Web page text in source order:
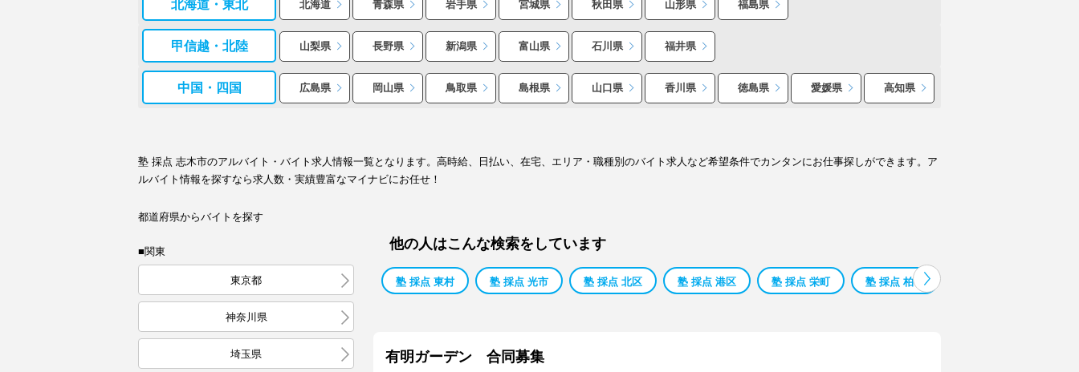
北海道・東北 北海道 青森県 岩手県 宮城県 秋田県 山形県 福島県
甲信越・北陸 山梨県 長野県 新潟県 富山県 石川県 福井県
中国・四国 広島県 岡山県 鳥取県 島根県 山口県 香川県 徳島県 愛媛県 高知県
塾 採点 志木市のアルバイト・バイト求人情報一覧となります。高時給、日払い、在宅、エリア・職種別のバイト求人など希望条件でカンタンにお仕事探しができます。ア
ルバイト情報を探すなら求人数・実績豊富なマイナビにお任せ！
都道府県からバイトを探す
■関東
東京都
神奈川県
埼玉県
他の人はこんな検索をしています
塾 採点 東村 塾 採点 光市 塾 採点 北区 塾 採点 港区 塾 採点 栄町 塾 採点 柏市
有明ガーデン 合同募集